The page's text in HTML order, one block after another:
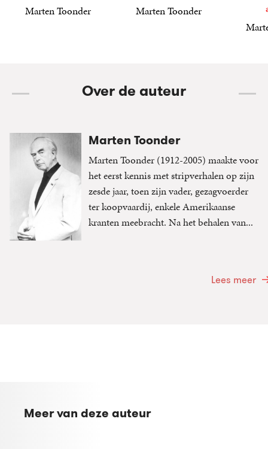
Marten Toonder
Marten Toonder
Over de auteur
Marten Toonder
Marten Toonder (1912-2005) maakte voor
het eerst kennis met stripverhalen op zijn
zesde jaar, toen zijn vader, gezagvoerder
ter koopvaardij, enkele Amerikaanse
kranten meebracht. Na het behalen van...
Lees meer
Meer van deze auteur